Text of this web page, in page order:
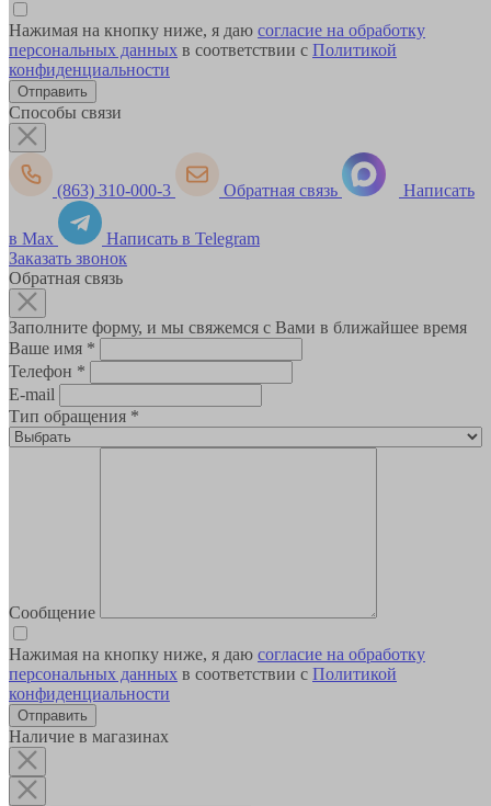
Нажимая на кнопку ниже, я даю согласие на обработку
персональных данных в соответствии с Политикой
конфиденциальности
Способы связи
(863) 310-000-3 Обратная связь Написать
в Max
Написать в Telegram
Заказать звонок
Обратная связь
Заполните форму, и мы свяжемся с Вами в ближайшее время
Ваше имя *
Телефон *
E-mail
Тип обращения *
Сообщение
Нажимая на кнопку ниже, я даю согласие на обработку
персональных данных в соответствии с Политикой
конфиденциальности
Наличие в магазинах